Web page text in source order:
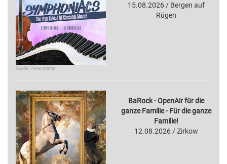
Quelle: Veranstalter
15.08.2026 / Bergen auf
Rügen
BaRock - OpenAir für die
ganze Familie - Für die ganze
Familie!
12.08.2026 / Zirkow